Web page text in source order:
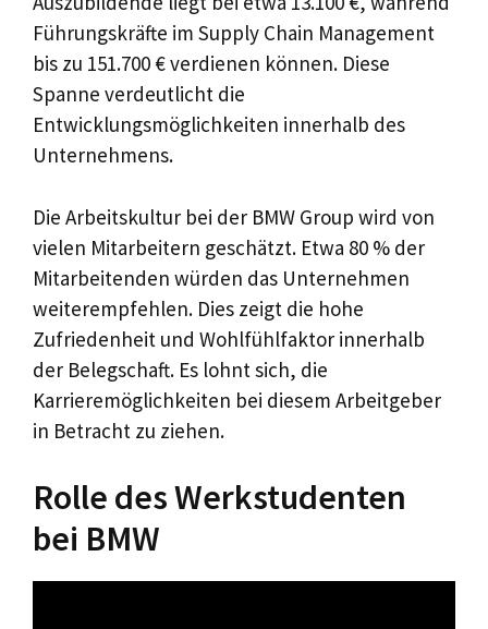
Führungskräfte im Supply Chain Management
bis zu 151.700 € verdienen können. Diese
Spanne verdeutlicht die
Entwicklungsmöglichkeiten innerhalb des
Unternehmens.
Die Arbeitskultur bei der BMW Group wird von
vielen Mitarbeitern geschätzt. Etwa 80 % der
Mitarbeitenden würden das Unternehmen
weiterempfehlen. Dies zeigt die hohe
Zufriedenheit und Wohlfühlfaktor innerhalb
der Belegschaft. Es lohnt sich, die
Karrieremöglichkeiten bei diesem Arbeitgeber
in Betracht zu ziehen.
Rolle des Werkstudenten
bei BMW